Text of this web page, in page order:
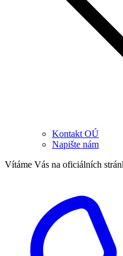
Kontakt OÚ
Napište nám
Vítáme Vás na oficiálních